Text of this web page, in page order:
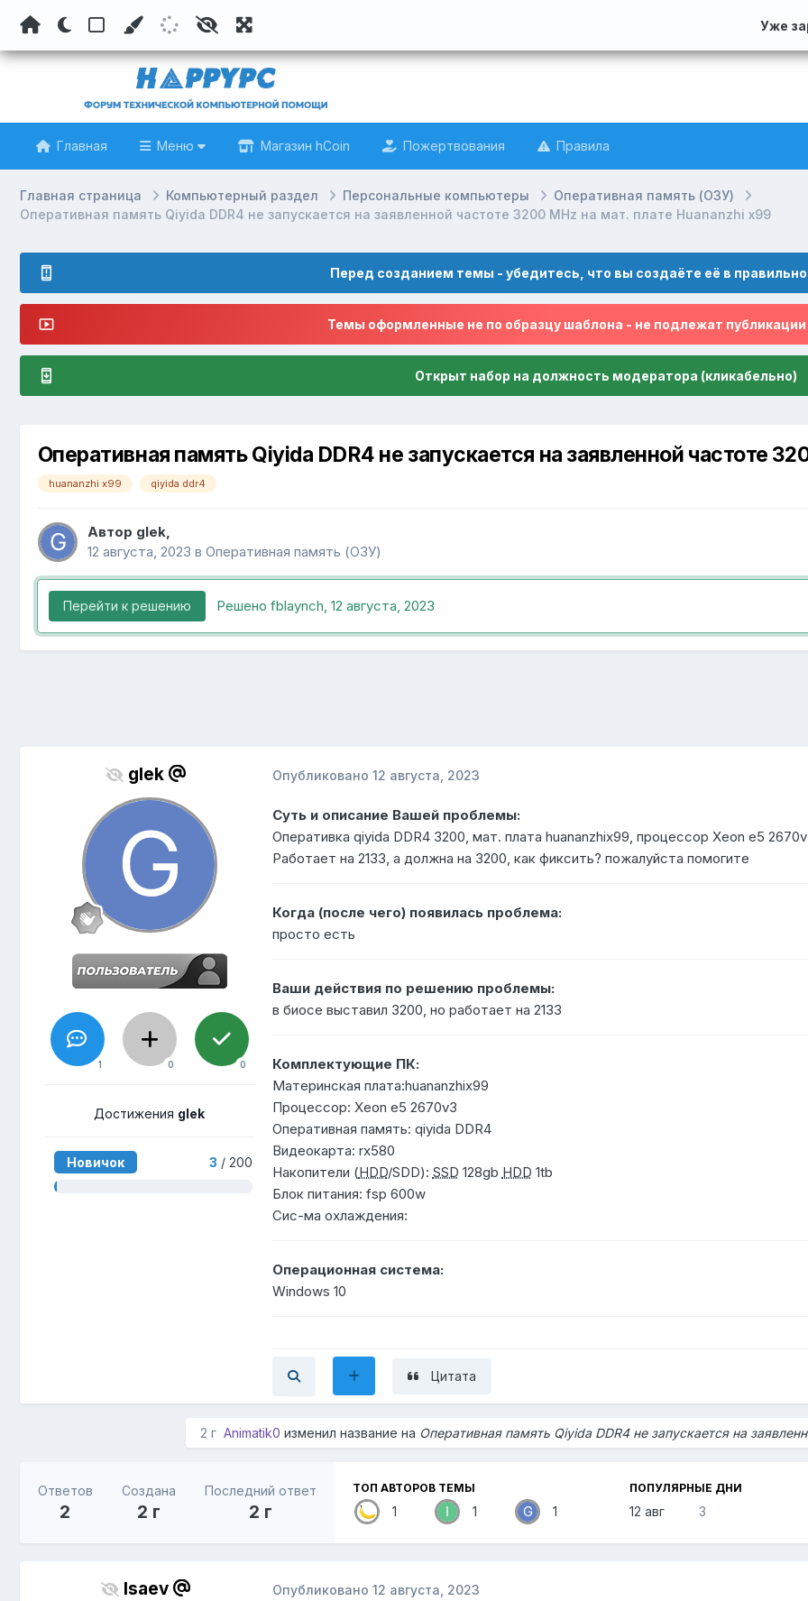
Уже
Главная Меню Магазин hCoin Пожертвования Правила
Главная страница Компьютерный раздел Персональные компьютеры
Оперативная память (ОЗУ)
Оперативная память Qiyida DDR4 не запускается на заявленной частоте 3200 MHz на мат. плате Huananzhi x99
Перед созданием темы - убедитесь, что вы создаёте её в
Темы оформленные не по образцу шаблона - не подлежат
Открыт набор на должность модератора (кликабельно)
Оперативная память Qiyida DDR4 не запускается на заявленной частоте
huananzhi x99 qiyida ddr4
Автор glek,
12 августа, 2023 в Оперативная память (ОЗУ)
Перейти к решению Решено fblaynch, 12 августа, 2023
glek
1 0 0
Достижения glek
Новичок 3 / 200
Опубликовано 12 августа, 2023
Суть и описание Вашей проблемы:
Оперативка qiyida DDR4 3200, мат. плата huananzhix99, процессор Xeon e5
Работает на 2133, а должна на 3200, как фиксить? пожалуйста помогите
Когда (после чего) появилась проблема:
просто есть
Ваши действия по решению проблемы:
в биосе выставил 3200, но работает на 2133
Комплектующие ПК:
Материнская плата:huananzhix99
Процессор: Xeon e5 2670v3
Оперативная память: qiyida DDR4
Видеокарта: rx580
Накопители (HDD/SDD): SSD 128gb HDD 1tb
Блок питания: fsp 600w
Сис-ма охлаждения:
Операционная система:
Windows 10
Цитата
2 г Animatik0 изменил название на Оперативная память Qiyida DDR4 не запускается на
Ответов
2
Создана
2 г
Последний ответ
2 г
ТОП АВТОРОВ ТЕМЫ
1 1 1
ПОПУЛЯРНЫЕ ДНИ
12 авг 3
Isaev Опубликовано 12 августа, 2023